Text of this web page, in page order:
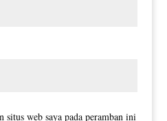
situs web saya pada peramban ini